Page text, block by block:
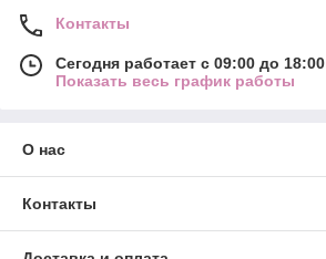
Контакты
Сегодня работает с 09:00 до 18:00
Показать весь график работы
О нас
Контакты